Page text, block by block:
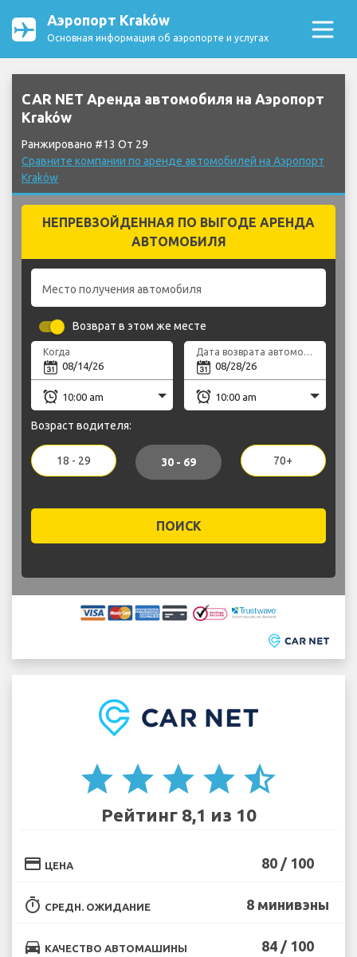
Аэропорт Kraków
Основная информация об аэропорте и услугах
CAR NET Аренда автомобиля на Аэропорт
Kraków
Ранжировано #13 От 29
Сравните компании по аренде автомобилей на Аэропорт
Kraków
НЕПРЕВЗОЙДЕННАЯ ПО ВЫГОДЕ АРЕНДА
АВТОМОБИЛЯ
Место получения автомобиля
Возврат в этом же месте
Когда Дата возврата автомобиля
Возраст водителя:
18 - 29 30 - 69 70+
ПОИСК
star star star star star_half
Рейтинг 8,1 из 10
credit_card ЦЕНА 80 / 100
timer СРЕДН. ОЖИДАНИЕ 8 минивэны
directions_car КАЧЕСТВО АВТОМАШИНЫ 84 / 100